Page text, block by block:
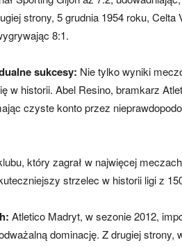
strony, 5 grudnia 1954 roku, Celta
8:1.
sukcesy: Nie tylko wyniki
w historii. Abel Resino, bramkarz
czyste konto przez
który zagrał w najwięcej
strzelec w historii ligi z
Atletico Madryt, w sezonie 2012,
dominację. Z drugiej strony,